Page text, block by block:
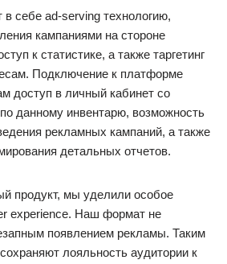
в себе ad-serving технологию,
кампаниями на стороне
к статистике, а также таргетинг
Подключение к платформе
доступ в личный кабинет со
данному инвентарю, возможность
рекламных кампаний, а также
детальных отчетов.
продукт, мы уделили особое
experience. Наш формат не
появлением рекламы. Таким
лояльность аудитории к